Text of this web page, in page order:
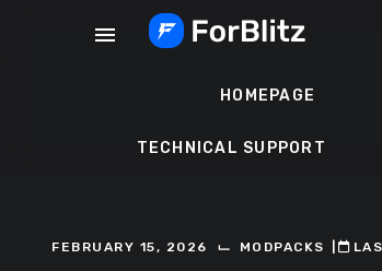
menu
HOMEPAGE
TECHNICAL SUPPORT
FEBRUARY 15, 2026 ⌙ MODPACKS ㅤ